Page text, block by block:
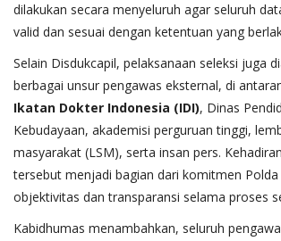
dilakukan secara menyeluruh agar seluruh
valid dan sesuai dengan ketentuan yang
Selain Disdukcapil, pelaksanaan seleksi juga
berbagai unsur pengawas eksternal, di
Ikatan Dokter Indonesia (IDI), Dinas
Kebudayaan, akademisi perguruan tinggi,
masyarakat (LSM), serta insan pers.
tersebut menjadi bagian dari komitmen
objektivitas dan transparansi selama proses
Kabidhumas menambahkan, seluruh